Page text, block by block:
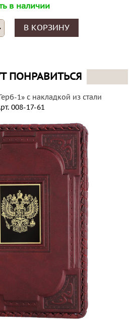
в наличии
В КОРЗИНУ
ПОНРАВИТЬСЯ
1» с накладкой из стали
008-17-61